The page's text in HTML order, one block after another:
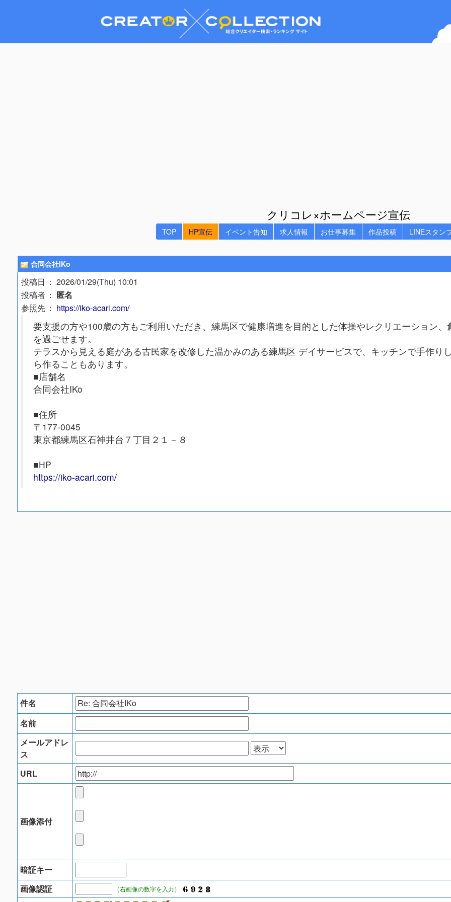
クリコレ×ホームページ宣伝
TOP HP宣伝 イベント告知 求人情報 お仕事募集 作品投稿 LINEスタン
合同会社IKo
投稿日 ： 2026/01/29(Thu) 10:01
投稿者 ： 匿名
参照先 ： https://iko-acari.com/
要支援の方や100歳の方もご利用いただき、練馬区で健康増進を目的とした体操やレクリエーション
を過ごせます。
テラスから見える庭がある古民家を改修した温かみのある練馬区 デイサービスで、キッチンで手作り
ら作ることもあります。
■店舗名
合同会社IKo
■住所
〒177-0045
東京都練馬区石神井台７丁目２１－８
■HP
https://iko-acari.com/
件名
名前
メールアドレ
ス
URL
画像添付
暗証キー
画像認証
（右画像の数字を入力）